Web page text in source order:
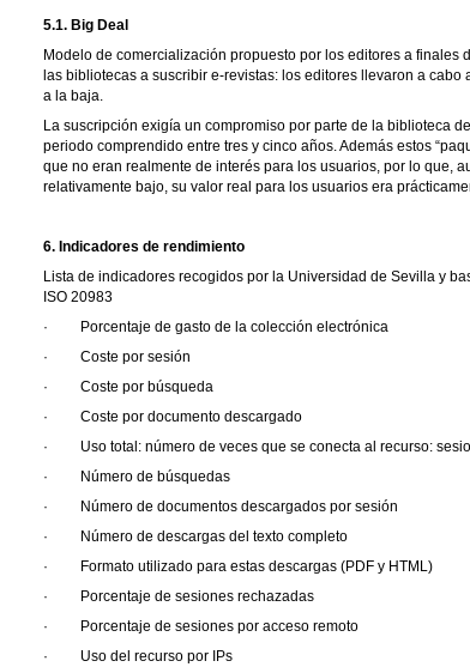
5.1. Big Deal
Modelo de comercialización propuesto por los editores a finales
las bibliotecas a suscribir e-revistas: los editores llevaron a
a la baja.
La suscripción exigía un compromiso por parte de la biblioteca
periodo comprendido entre tres y cinco años. Además estos
que no eran realmente de interés para los usuarios, por lo que,
relativamente bajo, su valor real para los usuarios era
6. Indicadores de rendimiento
Lista de indicadores recogidos por la Universidad de Sevilla y
ISO 20983
·
Porcentaje de gasto de la colección electrónica
·
Coste por sesión
·
Coste por búsqueda
·
Coste por documento descargado
·
Uso total: número de veces que se conecta al recurso:
·
Número de búsquedas
·
Número de documentos descargados por sesión
·
Número de descargas del texto completo
·
Formato utilizado para estas descargas (PDF y HTML)
·
Porcentaje de sesiones rechazadas
·
Porcentaje de sesiones por acceso remoto
·
Uso del recurso por IPs